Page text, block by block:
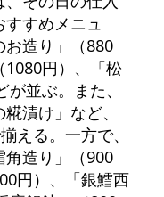
すめメニュ
お造り」（880
円）、「松
並ぶ。また、
漬け」など、
える。一方で、
角造り」（900
円）、「銀鱈西